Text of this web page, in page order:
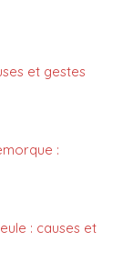
et gestes
:
: causes et